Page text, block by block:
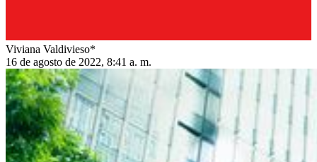
Viviana Valdivieso*
16 de agosto de 2022, 8:41 a. m.